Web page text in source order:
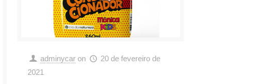
adminycar on
20 de fevereiro de
2021